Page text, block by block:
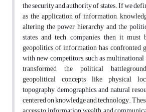
the security and authority of states. If we
as the application of information,
altering the power hierarchy and the
states and tech companies, then it must
geopolitics of information has confronted
with new competitors, such as
transformed the political
geopolitical concepts like physical
topography, demographics, and natural
centered on knowledge and technology.